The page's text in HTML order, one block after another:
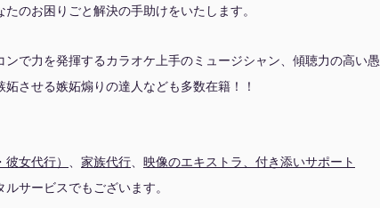
のお困りごと解決の手助けをいたします。
で力を発揮するカラオケ上手のミュージシャン、傾聴力の高い愚
させる嫉妬煽りの達人なども多数在籍！！
女代行） 家族代行
映像のエキストラ、付き添いサポート
サービスでもございます。